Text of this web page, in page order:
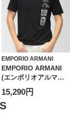
EMPORIO ARMANI
EMPORIO ARMANI
(エンポリオアルマー
ニ) メンズ Tシャツ 半
袖 プリント＆刺繍 ク
ルーネック カットソ
15,290円